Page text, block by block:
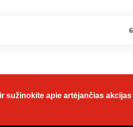
sužinokite apie artėjančias